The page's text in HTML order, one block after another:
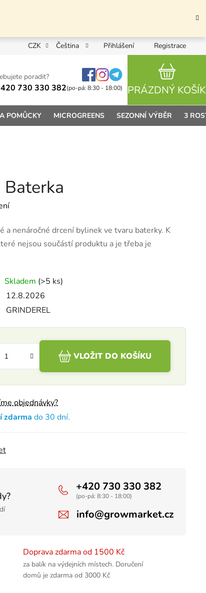
CZK Čeština Přihlášení Registrace
poradit?
730 330 382(po-pá: 8:30 - 18:00) PRÁZDNÝ KOŠÍK
POMŮCKY MICROGREENS SEZONNÍ VÝBĚR 3
5 hvězdiček.
a nenáročné drcení bylinek ve tvaru baterky. K
nejsou součástí produktu a je třeba je
Skladem (>5 ks)
12.8.2026
GRINDEREL
VLOŽIT DO KOŠÍKU
objednávky?
zdarma do 30 dní.
+420 730 330 382
(po-pá: 8:30 - 18:00)
info@growmarket.cz
Doprava zdarma od 1500 Kč
za balík na výdejních místech. Doručení
domů je zdarma od 3000 Kč